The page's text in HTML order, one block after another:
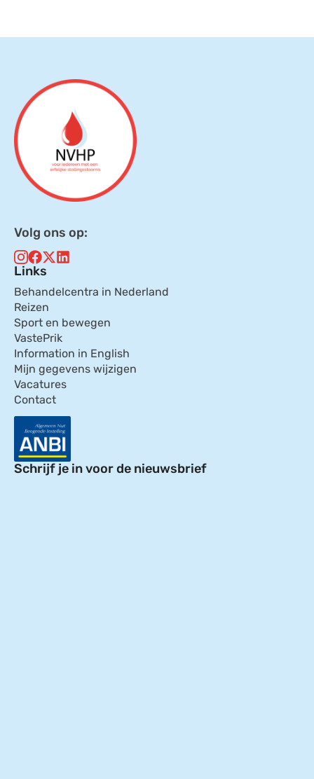
Volg ons op:
Links
Behandelcentra in Nederland
Reizen
Sport en bewegen
VastePrik
Information in English
Mijn gegevens wijzigen
Vacatures
Contact
Schrijf je in voor de nieuwsbrief